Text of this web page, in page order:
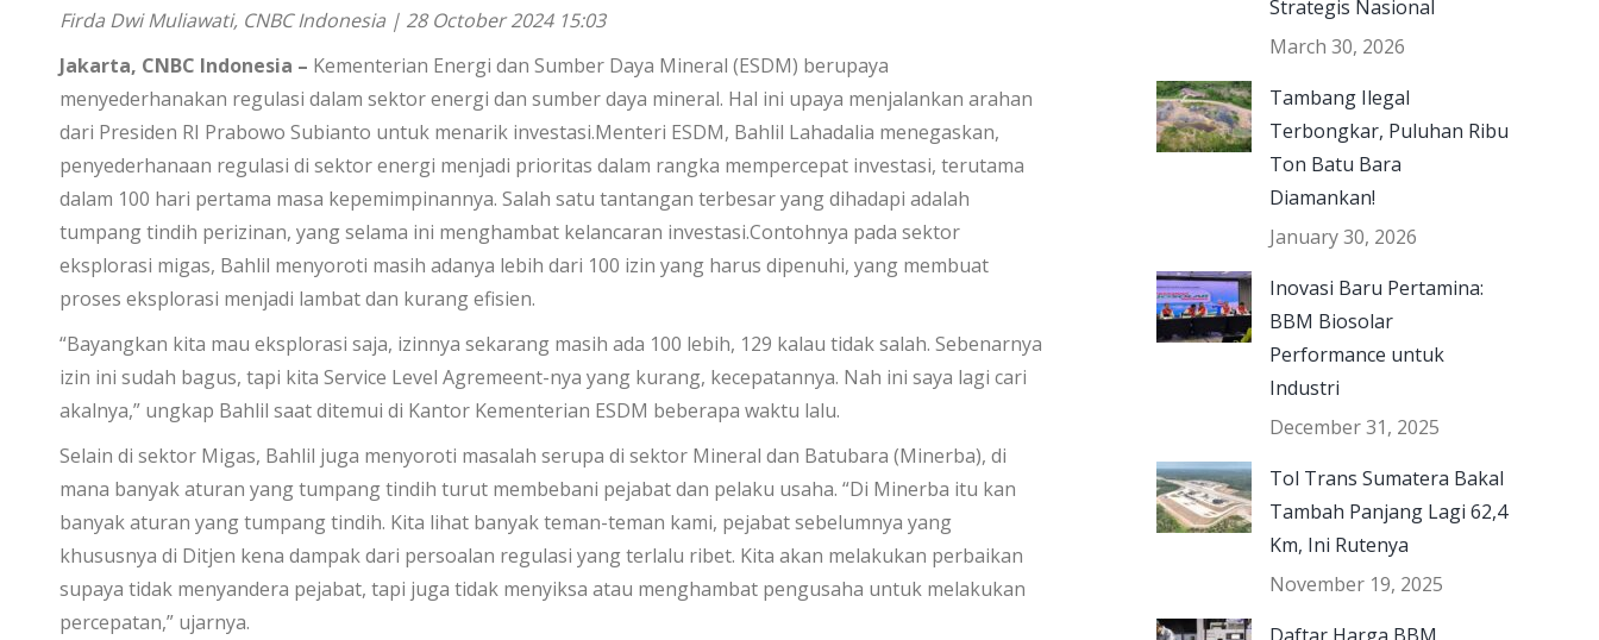
Firda Dwi Muliawati, CNBC Indonesia | 28 October 2024 15:03
Jakarta, CNBC Indonesia – Kementerian Energi dan Sumber Daya Mineral (ESDM) berupaya
menyederhanakan regulasi dalam sektor energi dan sumber daya mineral. Hal ini upaya menjalankan arahan
dari Presiden RI Prabowo Subianto untuk menarik investasi.Menteri ESDM, Bahlil Lahadalia menegaskan,
penyederhanaan regulasi di sektor energi menjadi prioritas dalam rangka mempercepat investasi, terutama
dalam 100 hari pertama masa kepemimpinannya. Salah satu tantangan terbesar yang dihadapi adalah
tumpang tindih perizinan, yang selama ini menghambat kelancaran investasi.Contohnya pada sektor
eksplorasi migas, Bahlil menyoroti masih adanya lebih dari 100 izin yang harus dipenuhi, yang membuat
proses eksplorasi menjadi lambat dan kurang efisien.
“Bayangkan kita mau eksplorasi saja, izinnya sekarang masih ada 100 lebih, 129 kalau tidak salah. Sebenarnya
izin ini sudah bagus, tapi kita Service Level Agremeent-nya yang kurang, kecepatannya. Nah ini saya lagi cari
akalnya,” ungkap Bahlil saat ditemui di Kantor Kementerian ESDM beberapa waktu lalu.
Selain di sektor Migas, Bahlil juga menyoroti masalah serupa di sektor Mineral dan Batubara (Minerba), di
mana banyak aturan yang tumpang tindih turut membebani pejabat dan pelaku usaha. “Di Minerba itu kan
banyak aturan yang tumpang tindih. Kita lihat banyak teman-teman kami, pejabat sebelumnya yang
khususnya di Ditjen kena dampak dari persoalan regulasi yang terlalu ribet. Kita akan melakukan perbaikan
supaya tidak menyandera pejabat, tapi juga tidak menyiksa atau menghambat pengusaha untuk melakukan
percepatan,” ujarnya.
Strategis Nasional
March 30, 2026
Tambang Ilegal
Terbongkar, Puluhan Ribu
Ton Batu Bara
Diamankan!
January 30, 2026
Inovasi Baru Pertamina:
BBM Biosolar
Performance untuk
Industri
December 31, 2025
Tol Trans Sumatera Bakal
Tambah Panjang Lagi 62,4
Km, Ini Rutenya
November 19, 2025